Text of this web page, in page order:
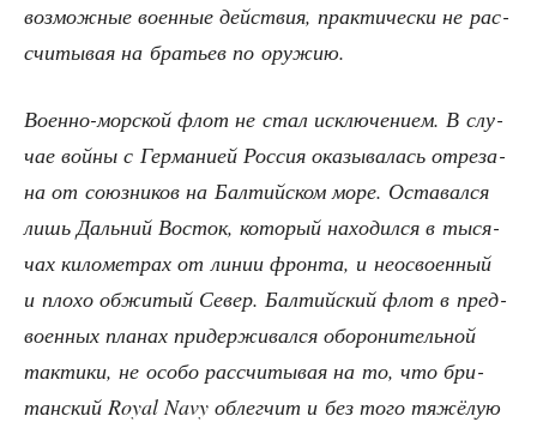
воз­мож­ные воен­ные дей­ствия, прак­ти­че­ски не рас­
счи­ты­вая на бра­тьев по оружию.
Воен­но-мор­ской флот не стал исклю­че­ни­ем. В слу­
чае вой­ны с Гер­ма­ни­ей Рос­сия ока­зы­ва­лась отре­за­
на от союз­ни­ков на Бал­тий­ском море. Оста­вал­ся
лишь Даль­ний Восток, кото­рый нахо­дил­ся в тыся­
чах кило­мет­рах от линии фрон­та, и неосво­ен­ный
и пло­хо обжи­тый Север. Бал­тий­ский флот в пред­
во­ен­ных пла­нах при­дер­жи­вал­ся обо­ро­ни­тель­ной
так­ти­ки, не осо­бо рас­счи­ты­вая на то, что бри­
тан­ский Royal Navy облег­чит и без того тяжё­лую